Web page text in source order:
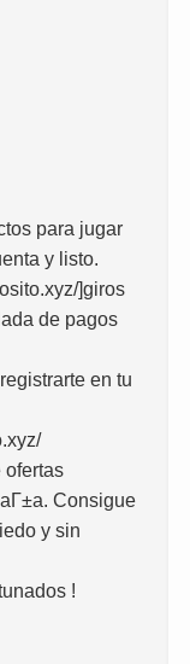
para jugar
y listo.
]giros
de pagos
en tu
ofertas
Consigue
y sin
!